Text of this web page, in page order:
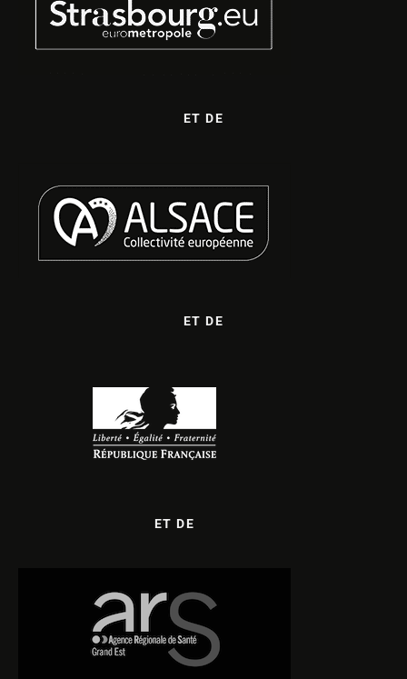
ET DE
ET DE
ET DE